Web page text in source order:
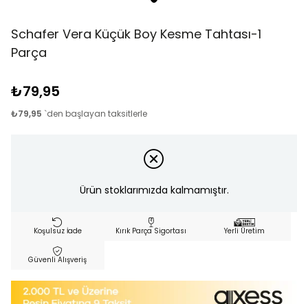
Schafer Vera Küçük Boy Kesme Tahtası-1
Parça
₺79,95
₺79,95 `den başlayan taksitlerle
Ürün stoklarımızda kalmamıştır.
Koşulsuz İade Kırık Parça Sigortası Yerli Üretim
Güvenli Alışveriş